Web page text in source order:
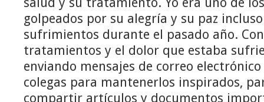
golpeados por su alegría y su paz
sufrimientos durante el pasado año.
tratamientos y el dolor que estaba
enviando mensajes de correo
colegas para mantenerlos inspirados,
compartir artículos y documentos